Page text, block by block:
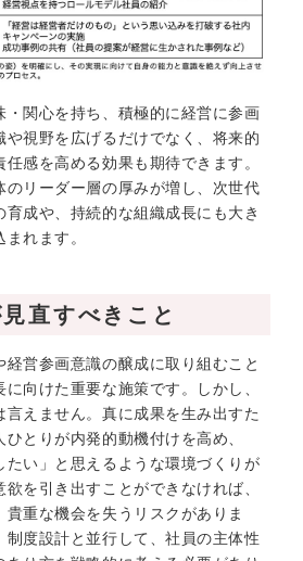
・関心を持ち、積極的に経営に参画
や視野を広げるだけでなく、将来的
感を高める効果も期待できます。
のリーダー層の厚みが増し、次世代
成や、持続的な組織成長にも大き
れます。
直すべきこと
営参画意識の醸成に取り組むこと
向けた重要な施策です。しかし、
言えません。真に成果を生み出すた
とりが内発的動機付けを高め、
たい」と思えるような環境づくりが
を引き出すことができなければ、
重な機会を失うリスクがありま
制度設計と並行して、社員の主体性